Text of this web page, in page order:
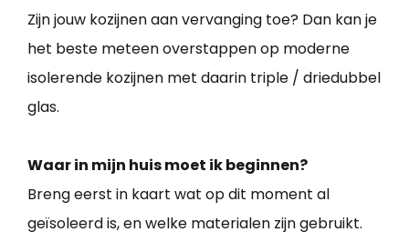
Zijn jouw kozijnen aan vervanging toe? Dan kan je
het beste meteen overstappen op moderne
isolerende kozijnen met daarin triple / driedubbel
glas.
Waar in mijn huis moet ik beginnen?
Breng eerst in kaart wat op dit moment al
geïsoleerd is, en welke materialen zijn gebruikt.